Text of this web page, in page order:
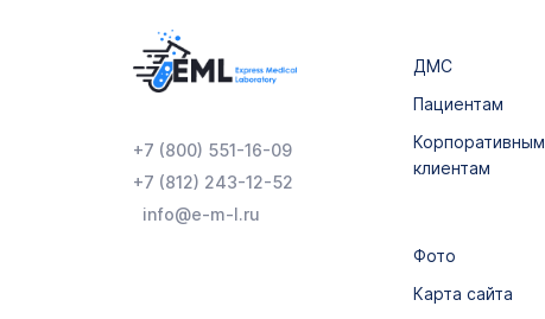
+7 (800) 551-16-09
+7 (812) 243-12-52
info@e-m-l.ru
ДМС
Пациентам
Корпоративным
клиентам
Фото
Карта сайта